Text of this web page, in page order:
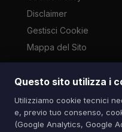
Questo sito utilizza i
Utilizziamo cookie tecnici
e, previo tuo consenso,
(Google Analytics, Google
Disclaimer
Gestisci Cookie
Mappa del Sito
Le immagini presenti
cronaca ai sensi